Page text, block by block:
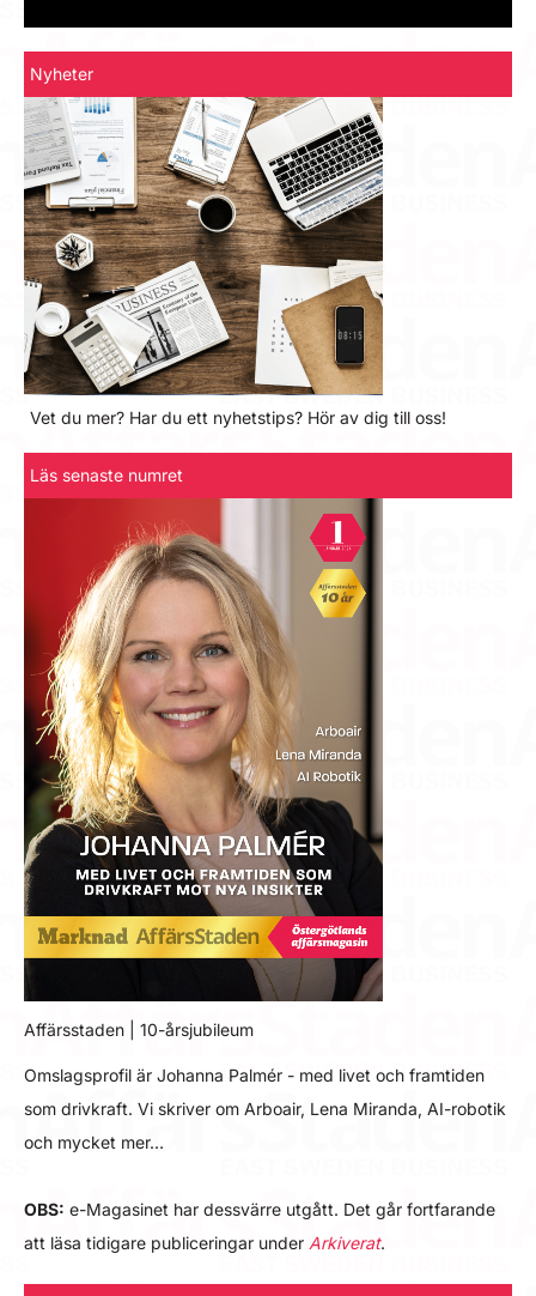
Nyheter
Vet du mer? Har du ett nyhetstips? Hör av dig till oss!
Läs senaste numret
Affärsstaden | 10-årsjubileum
Omslagsprofil är Johanna Palmér - med livet och framtiden
som drivkraft. Vi skriver om Arboair, Lena Miranda, AI-robotik
och mycket mer…
OBS: e-Magasinet har dessvärre utgått. Det går fortfarande
att läsa tidigare publiceringar under Arkiverat.